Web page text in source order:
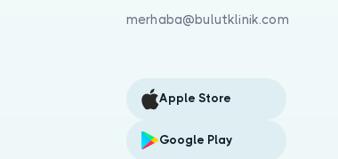
merhaba@bulutklinik.com
Apple Store
Google Play